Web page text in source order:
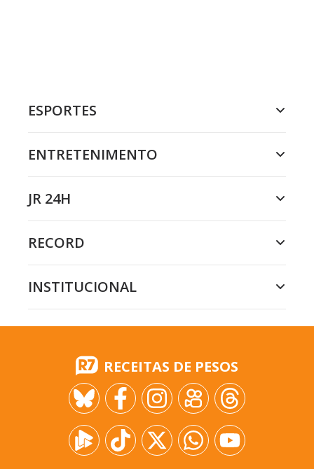
ESPORTES
ENTRETENIMENTO
JR 24H
RECORD
INSTITUCIONAL
RECEITAS DE PESOS